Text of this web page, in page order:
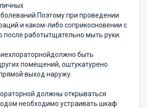
при проведении
и каком-либо соприкосновении с
работытщательно мыть руки.
быть
помещений, оштукатурено
выход наружу.
должны открываться
необходимо устраивать шкаф